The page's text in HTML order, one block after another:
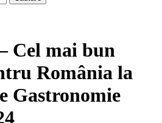
Cel mai bun
România la
Gastronomie